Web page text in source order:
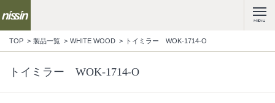
MENU
TOP 製品一覧 WHITE WOOD トイミラー WOK-1714-O
トイミラー WOK-1714-O